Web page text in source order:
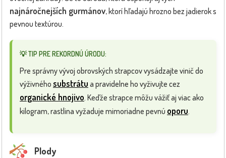
najnáročnejších gurmánov, ktorí hľadajú hrozno bez jadierok s
pevnou textúrou.
💡 TIP PRE REKORDNÚ ÚRODU:
Pre správny vývoj obrovských strapcov vysádzajte vinič do
výživného substrátu a pravidelne ho vyživujte cez
organické hnojivo. Keďže strapce môžu vážiť aj viac ako
kilogram, rastlina vyžaduje mimoriadne pevnú oporu.
Plody